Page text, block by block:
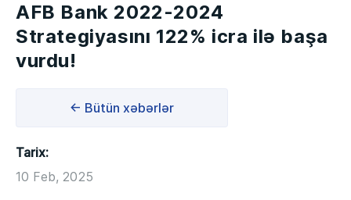
AFB Bank 2022-2024
Strategiyasını 122% icra ilə başa
vurdu!
← Bütün xəbərlər
Tarix:
10 Feb, 2025